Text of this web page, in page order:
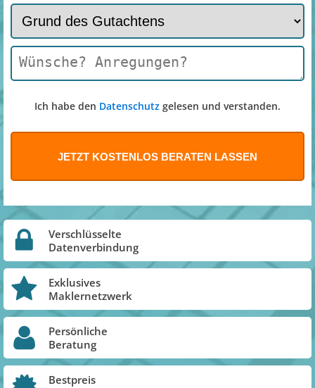
Ich habe den Datenschutz gelesen und verstanden.
Verschlüsselte
Datenverbindung
Exklusives
Maklernetzwerk
Persönliche
Beratung
Bestpreis